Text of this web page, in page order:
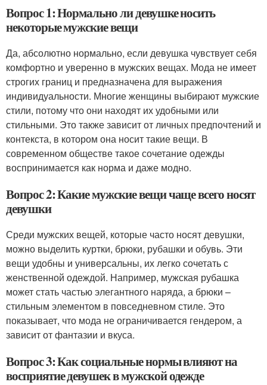
Вопрос 1: Нормально ли девушке носить
некоторые мужские вещи
Да, абсолютно нормально, если девушка чувствует себя
комфортно и уверенно в мужских вещах. Мода не имеет
строгих границ и предназначена для выражения
индивидуальности. Многие женщины выбирают мужские
стили, потому что они находят их удобными или
стильными. Это также зависит от личных предпочтений и
контекста, в котором она носит такие вещи. В
современном обществе такое сочетание одежды
воспринимается как норма и даже модно.
Вопрос 2: Какие мужские вещи чаще всего носят
девушки
Среди мужских вещей, которые часто носят девушки,
можно выделить куртки, брюки, рубашки и обувь. Эти
вещи удобны и универсальны, их легко сочетать с
женственной одеждой. Например, мужская рубашка
может стать частью элегантного наряда, а брюки –
стильным элементом в повседневном стиле. Это
показывает, что мода не ограничивается гендером, а
зависит от фантазии и вкуса.
Вопрос 3: Как социальные нормы влияют на
восприятие девушек в мужской одежде